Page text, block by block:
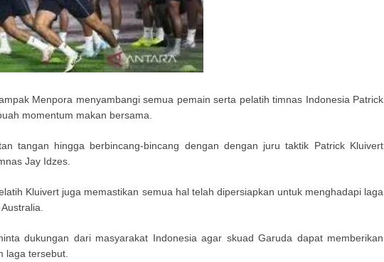
Menpora menyambangi semua pemain serta pelatih timnas Indonesia Patrick
momentum makan bersama.
tangan hingga berbincang-bincang dengan dengan juru taktik Patrick Kluivert
Jay Idzes.
Kluivert juga memastikan semua hal telah dipersiapkan untuk menghadapi laga
dukungan dari masyarakat Indonesia agar skuad Garuda dapat memberikan
laga tersebut.